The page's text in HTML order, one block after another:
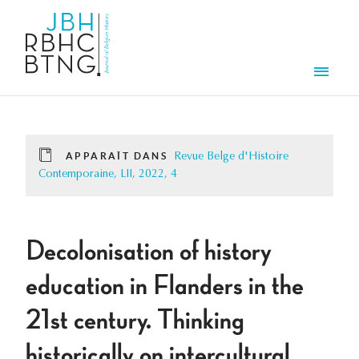
APPARAÎT DANS
Revue Belge d'Histoire
Contemporaine, LII, 2022, 4
Decolonisation of history
education in Flanders in the
21st century. Thinking